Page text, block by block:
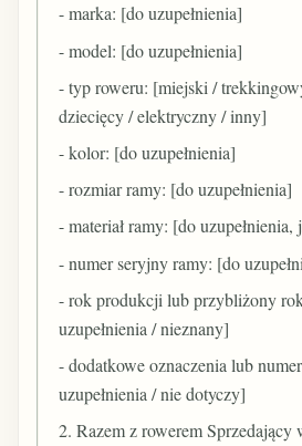
- marka: [do uzupełnienia]
- model: [do uzupełnienia]
- typ roweru: [miejski /
dziecięcy / elektryczny / inny]
- kolor: [do uzupełnienia]
- rozmiar ramy: [do uzupełnienia]
- materiał ramy: [do uzupełnienia,
- numer seryjny ramy: [do
- rok produkcji lub przybliżony
uzupełnienia / nieznany]
- dodatkowe oznaczenia lub
uzupełnienia / nie dotyczy]
2. Razem z rowerem Sprzedający